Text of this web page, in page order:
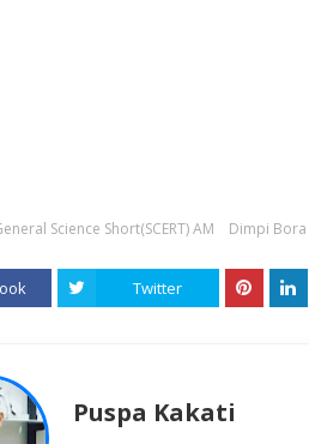
Science Short(SCERT) AM Dimpi Bora
Twitter
Puspa Kakati